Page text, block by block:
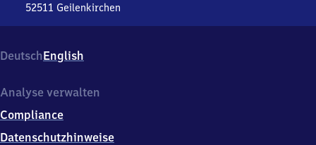
52511 Geilenkirchen
1,
5
5
1
Geilenkirchen
DeutschEnglish
Analyse verwalten
Compliance
Datenschutzhinweise